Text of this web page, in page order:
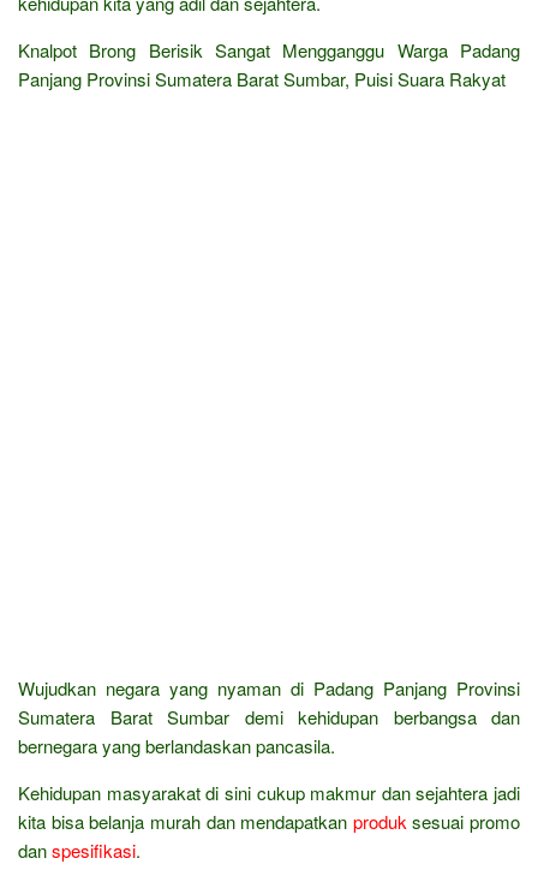
Knalpot Brong Berisik Sangat Mengganggu Warga Padang
Panjang Provinsi Sumatera Barat Sumbar, Puisi Suara Rakyat
Wujudkan negara yang nyaman di Padang Panjang Provinsi
Sumatera Barat Sumbar demi kehidupan berbangsa dan
bernegara yang berlandaskan pancasila.
Kehidupan masyarakat di sini cukup makmur dan sejahtera jadi
kita bisa belanja murah dan mendapatkan produk sesuai promo
danspesifikasi.